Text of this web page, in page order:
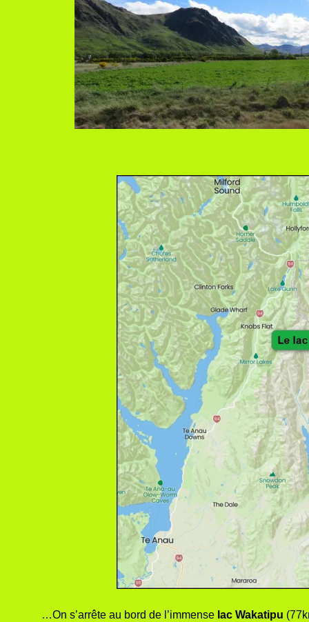
…On s’arrête au bord de l’immense lac Wakatipu